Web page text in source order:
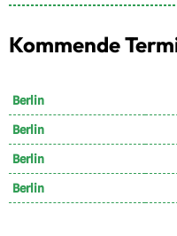
Kommende
Berlin
Berlin
Berlin
Berlin